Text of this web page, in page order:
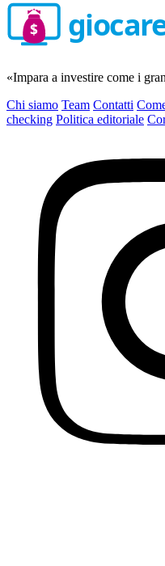
$
«Impara a investire come i
Chi siamo Team Contatti
checking Politica editoriale